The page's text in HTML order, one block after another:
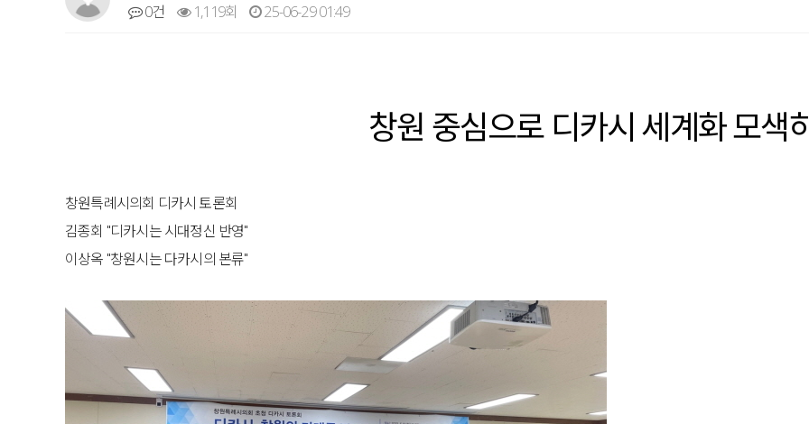
0건
1,119회 25-06-29 01:49
창원 중심으로 디카시 세계화 모색
창원특례시의회 디카시 토론회
김종회 "디카시는 시대정신 반영"
이상옥 "창원시는 다카시의 본류"